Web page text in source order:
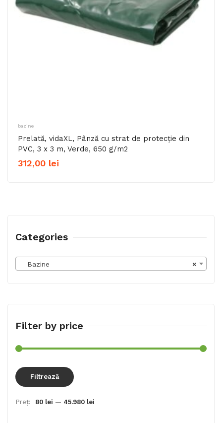
bazine
Prelată, vidaXL, Pânză cu strat de protecție din
PVC, 3 x 3 m, Verde, 650 g/m2
312,00 lei
Categories
×
Bazine
Filter by price
Filtrează
Preț: 80 lei — 45.980 lei